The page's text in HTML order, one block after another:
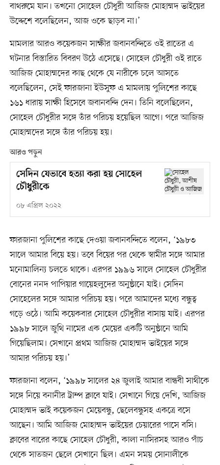
বাথরুমে যান। তখনো সোহেল চৌধুরী আজিজ মোহাম্মদ ভাইয়ের
উদ্দেশে বলেছিলেন, আজ ওকে ছাড়ব না।’
মামলার আরও কয়েকজন সাক্ষীর জবানবন্দিতে ওই রাতের এ
ঘটনার বিস্তারিত বিবরণ উঠে এসেছে। সোহেল চৌধুরী ওই রাতে
আজিজ মোহাম্মদের কাছ থেকে যে নারীকে চলে আসতে
বলেছিলেন, সেই ফারজানা ইউসুফ এ মামলায় পুলিশের কাছে
১৬১ ধারায় সাক্ষী হিসেবে জবানবন্দি দেন। তিনি বলেছিলেন,
সোহেল চৌধুরীর সঙ্গে তাঁর পরিচয় হয়েছিল আগে। পরে আজিজ
মোহাম্মদের সঙ্গে তাঁর পরিচয় হয়।
আরও পড়ুন
সেদিন যেভাবে হত্যা করা হয় সোহেল
চৌধুরীকে
০৮ এপ্রিল ২০২২
ফারজানা পুলিশের কাছে দেওয়া জবানবন্দিতে বলেন, ‘১৯৮৩
সালে আমার বিয়ে হয়। তবে বিয়ের পর থেকে স্বামীর সঙ্গে আমার
মনোমালিন্য চলতে থাকে। এরপর ১৯৯৬ সালে সোহেল চৌধুরীর
বোনের ননদ পাপিয়ার গায়েহলুদের অনুষ্ঠানে যাই। সেদিন
সোহেলের সঙ্গে আমার পরিচয় হয়। পরে আমাদের মধ্যে বন্ধুত্ব
গড়ে ওঠে। আমি কয়েকবার সোহেল চৌধুরীর বাসায় যাই। এরপর
১৯৯৮ সালে জুথি নামের এক মেয়ের একটি অনুষ্ঠানে আমি
গিয়েছিলাম। সেখানে প্রথম আজিজ মোহাম্মদ ভাইয়ের সঙ্গে
আমার পরিচয় হয়।’
ফারজানা বলেন, ‘১৯৯৮ সালের ২৪ জুলাই আমার বান্ধবী সাথীকে
সঙ্গে নিয়ে বনানীর ট্রাম্প ক্লাবে যাই। সেখানে গিয়ে দেখি, আজিজ
মোহাম্মদ ভাই কয়েকজন মেয়েবন্ধু, ছেলেবন্ধুসহ একত্রে বসে
আছেন। আমি আজিজ মোহাম্মদ ভাইয়ের চেয়ারের পাসে বসি।
ক্লাবের বারের কাছে সোহেল চৌধুরী, কালা নাসিরসহ আরও পাঁচ
থেকে সাতজন ছেলে সেখানে ছিল। এমন সময় সোনালীকে